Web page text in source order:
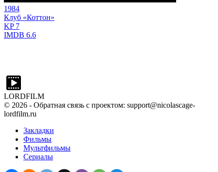
1984
Клуб «Коттон»
KP7
IMDB 6.6
LORDFILM
© 2026 - Обратная связь с проектом: support@nicolascage-
lordfilm.ru
Закладки
Фильмы
Мультфильмы
Сериалы